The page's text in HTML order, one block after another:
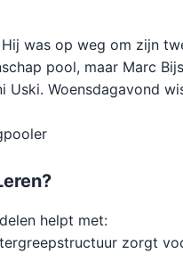
was op weg om zijn
pool, maar Marc
Woensdagavond
helpt met:
zorgt